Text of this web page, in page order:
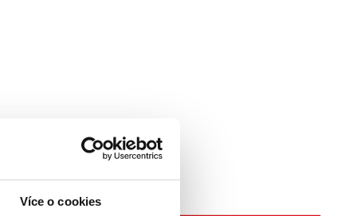
Více o cookies
přibývají, sklad
zlevnit nebo
doprava
a chyb v